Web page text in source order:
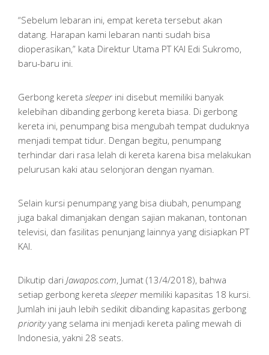
“Sebelum lebaran ini, empat kereta tersebut akan
datang. Harapan kami lebaran nanti sudah bisa
dioperasikan,” kata Direktur Utama PT KAI Edi Sukromo,
baru-baru ini.
Gerbong kereta sleeper ini disebut memiliki banyak
kelebihan dibanding gerbong kereta biasa. Di gerbong
kereta ini, penumpang bisa mengubah tempat duduknya
menjadi tempat tidur. Dengan begitu, penumpang
terhindar dari rasa lelah di kereta karena bisa melakukan
pelurusan kaki atau selonjoran dengan nyaman.
Selain kursi penumpang yang bisa diubah, penumpang
juga bakal dimanjakan dengan sajian makanan, tontonan
televisi, dan fasilitas penunjang lainnya yang disiapkan PT
KAI.
Dikutip dari Jawapos.com, Jumat (13/4/2018), bahwa
setiap gerbong kereta sleeper memiliki kapasitas 18 kursi.
Jumlah ini jauh lebih sedikit dibanding kapasitas gerbong
priorityyang selama ini menjadi kereta paling mewah di
Indonesia, yakni 28 seats.